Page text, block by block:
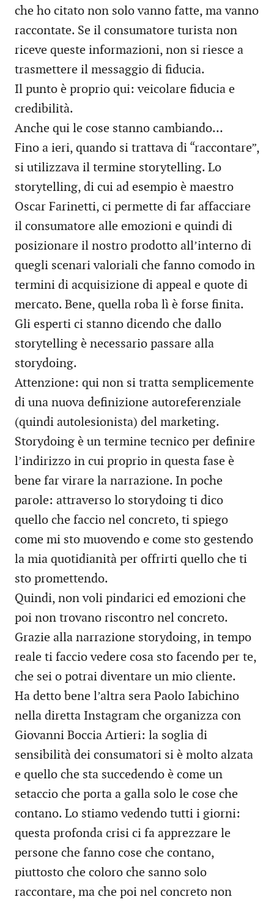
che ho citato non solo vanno fatte, ma vanno
raccontate. Se il consumatore turista non
riceve queste informazioni, non si riesce a
trasmettere il messaggio di fiducia.
Il punto è proprio qui: veicolare fiducia e
credibilità.
Anche qui le cose stanno cambiando…
Fino a ieri, quando si trattava di “raccontare”,
si utilizzava il termine storytelling. Lo
storytelling, di cui ad esempio è maestro
Oscar Farinetti, ci permette di far affacciare
il consumatore alle emozioni e quindi di
posizionare il nostro prodotto all’interno di
quegli scenari valoriali che fanno comodo in
termini di acquisizione di appeal e quote di
mercato. Bene, quella roba lì è forse finita.
Gli esperti ci stanno dicendo che dallo
storytelling è necessario passare alla
storydoing.
Attenzione: qui non si tratta semplicemente
di una nuova definizione autoreferenziale
(quindi autolesionista) del marketing.
Storydoing è un termine tecnico per definire
l’indirizzo in cui proprio in questa fase è
bene far virare la narrazione. In poche
parole: attraverso lo storydoing ti dico
quello che faccio nel concreto, ti spiego
come mi sto muovendo e come sto gestendo
la mia quotidianità per offrirti quello che ti
sto promettendo.
Quindi, non voli pindarici ed emozioni che
poi non trovano riscontro nel concreto.
Grazie alla narrazione storydoing, in tempo
reale ti faccio vedere cosa sto facendo per te,
che sei o potrai diventare un mio cliente.
Ha detto bene l’altra sera Paolo Iabichino
nella diretta Instagram che organizza con
Giovanni Boccia Artieri: la soglia di
sensibilità dei consumatori si è molto alzata
e quello che sta succedendo è come un
setaccio che porta a galla solo le cose che
contano. Lo stiamo vedendo tutti i giorni:
questa profonda crisi ci fa apprezzare le
persone che fanno cose che contano,
piuttosto che coloro che sanno solo
raccontare, ma che poi nel concreto non